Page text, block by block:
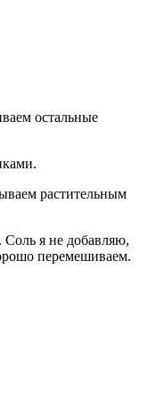
остальные
растительным
я не добавляю,
перемешиваем.